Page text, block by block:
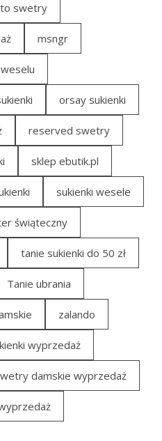
swetry
msngr
orsay sukienki
reserved swetry
sklep ebutik.pl
sukienki wesele
świąteczny
tanie sukienki do 50 zł
Tanie ubrania
zalando
wyprzedaż
damskie wyprzedaż